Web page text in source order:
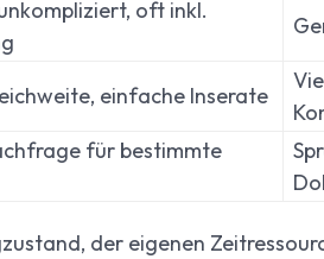
oft inkl.
einfache Inserate
für bestimmte
der eigenen